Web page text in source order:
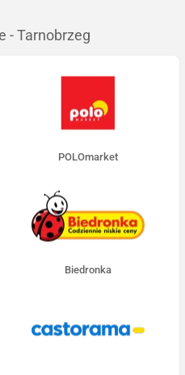
- Tarnobrzeg
POLOmarket
Biedronka